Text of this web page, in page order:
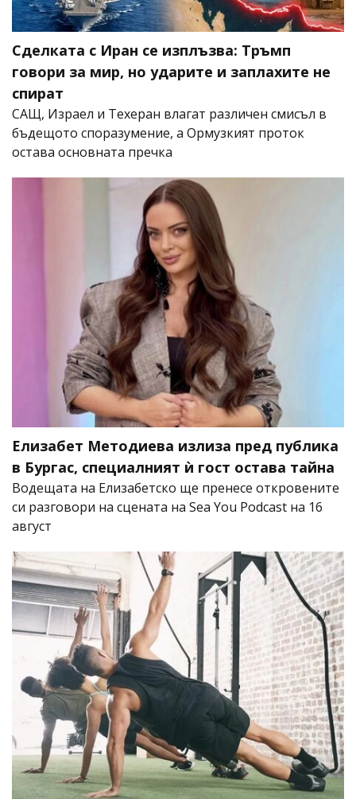
Сделката с Иран се изплъзва: Тръмп
говори за мир, но ударите и заплахите не
спират
САЩ, Израел и Техеран влагат различен смисъл в
бъдещото споразумение, а Ормузкият проток
остава основната пречка
Елизабет Методиева излиза пред публика
в Бургас, специалният ѝ гост остава тайна
Водещата на Елизабетско ще пренесе откровените
си разговори на сцената на Sea You Podcast на 16
август